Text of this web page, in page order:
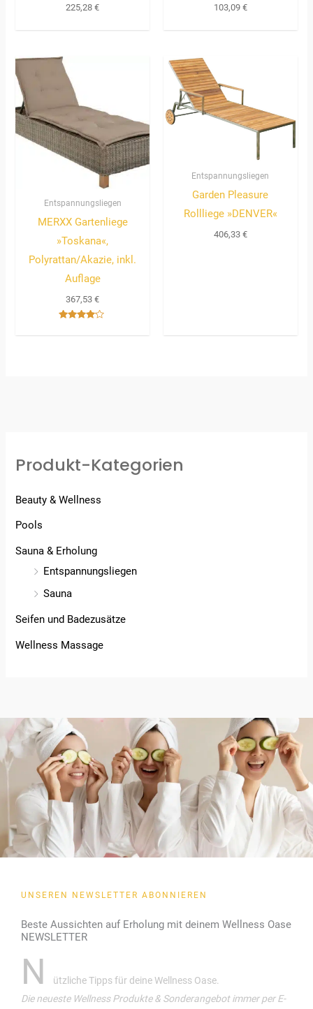
225,28€ 103,09 €
Entspannungsliegen
MERXX Gartenliege
»Toskana«,
Polyrattan/Akazie, inkl.
Auflage
367,53€
Entspannungsliegen
Garden Pleasure
Rollliege »DENVER«
406,33 €
Produkt-Kategorien
Beauty & Wellness
Pools
Sauna & Erholung
Entspannungsliegen
Sauna
Seifen und Badezusätze
Wellness Massage
UNSEREN NEWSLETTER ABONNIEREN
Beste Aussichten auf Erholung mit deinem Wellness Oase
NEWSLETTER
N
ützliche Tipps für deine Wellness Oase.
Die neueste Wellness Produkte & Sonderangebot immer per E-